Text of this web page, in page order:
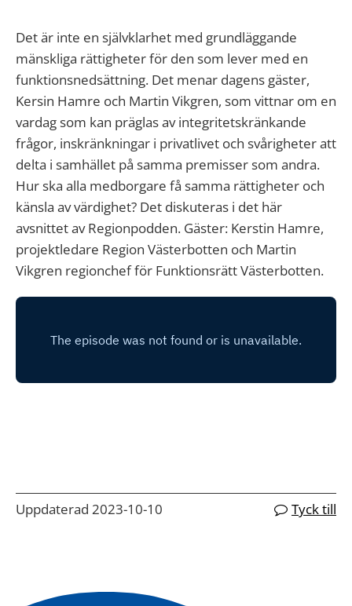
Det är inte en självklarhet med grundläggande
mänskliga rättigheter för den som lever med en
funktionsnedsättning. Det menar dagens gäster,
Kersin Hamre och Martin Vikgren, som vittnar om en
vardag som kan präglas av integritetskränkande
frågor, inskränkningar i privatlivet och svårigheter att
delta i samhället på samma premisser som andra.
Hur ska alla medborgare få samma rättigheter och
känsla av värdighet? Det diskuteras i det här
avsnittet av Regionpodden. Gäster: Kerstin Hamre,
projektledare Region Västerbotten och Martin
Vikgren regionchef för Funktionsrätt Västerbotten.
Uppdaterad 2023-10-10 Tyck till